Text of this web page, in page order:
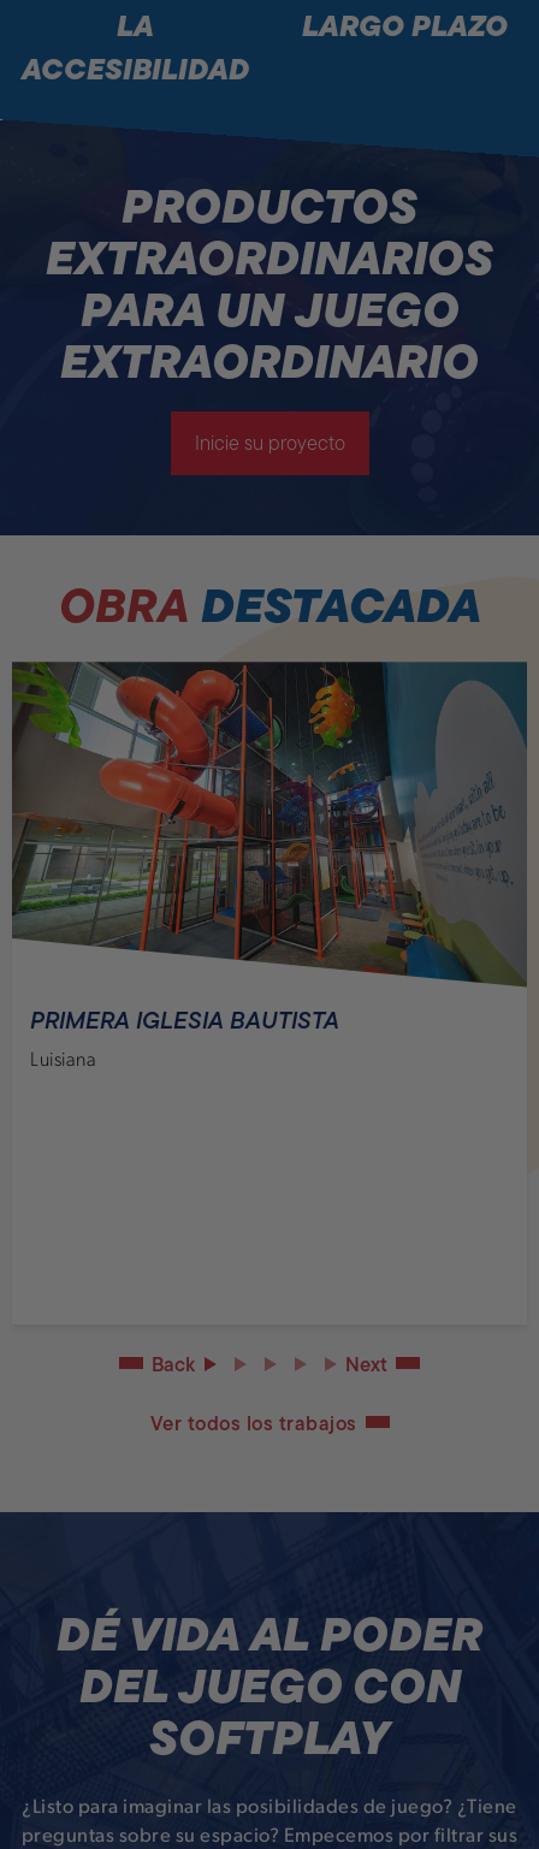
LA
ACCESIBILIDAD
LARGO PLAZO
PRODUCTOS
EXTRAORDINARIOS
PARA UN JUEGO
EXTRAORDINARIO
Inicie su proyecto
OBRADESTACADA
PRIMERA IGLESIA BAUTISTA
Luisiana
Back Next
Ver todos los trabajos
DÉ VIDA AL PODER
DEL JUEGO CON
SOFTPLAY
¿Listo para imaginar las posibilidades de juego? ¿Tiene
preguntas sobre su espacio? Empecemos por filtrar sus